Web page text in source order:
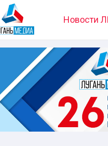
Новости